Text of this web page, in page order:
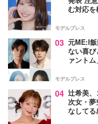
む対応を
モデルプレス
03 元ME:I
ない喜
ァント
モデルプレス
04 辻希美
次女・夢
なして